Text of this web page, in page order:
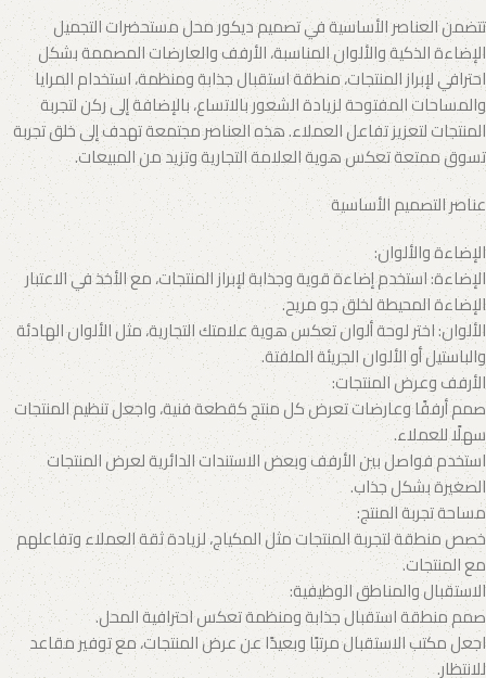
تتضمن العناصر الأساسية في تصميم ديكور محل مستحضرات التجميل
الإضاءة الذكية والألوان المناسبة، الأرفف والعارضات المصممة بشكل
احترافي لإبراز المنتجات، منطقة استقبال جذابة ومنظمة، استخدام المرايا
والمساحات المفتوحة لزيادة الشعور بالاتساع، بالإضافة إلى ركن لتجربة
المنتجات لتعزيز تفاعل العملاء. هذه العناصر مجتمعة تهدف إلى خلق تجربة
تسوق ممتعة تعكس هوية العلامة التجارية وتزيد من المبيعات.
عناصر التصميم الأساسية
الإضاءة والألوان:
الإضاءة: استخدم إضاءة قوية وجذابة لإبراز المنتجات، مع الأخذ في الاعتبار
الإضاءة المحيطة لخلق جو مريح.
الألوان: اختر لوحة ألوان تعكس هوية علامتك التجارية، مثل الألوان الهادئة
والباستيل أو الألوان الجريئة الملفتة.
الأرفف وعرض المنتجات:
صمم أرففًا وعارضات تعرض كل منتج كقطعة فنية، واجعل تنظيم المنتجات
سهلًا للعملاء.
استخدم فواصل بين الأرفف وبعض الاستندات الدائرية لعرض المنتجات
الصغيرة بشكل جذاب.
مساحة تجربة المنتج:
خصص منطقة لتجربة المنتجات مثل المكياج، لزيادة ثقة العملاء وتفاعلهم
مع المنتجات.
الاستقبال والمناطق الوظيفية:
صمم منطقة استقبال جذابة ومنظمة تعكس احترافية المحل.
اجعل مكتب الاستقبال مرتبًا وبعيدًا عن عرض المنتجات، مع توفير مقاعد
للانتظار.